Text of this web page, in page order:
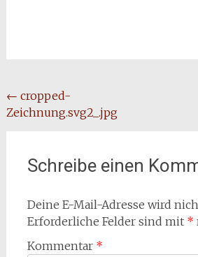
Beitragsnavigation
← cropped-
Zeichnung.svg2_.jpg
Schreibe einen
Deine E-Mail-Adresse wird
Erforderliche Felder sind mit *
Kommentar *